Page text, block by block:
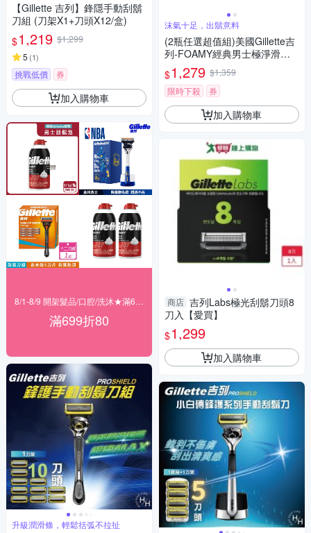
【Gillette 吉列】鋒隱手動刮鬍
刀組 (刀架X1+刀頭X12/盒)
$1,219 $1,299
5 (1)
挑戰低價 券
加入購物車
滿699折80
升級潤滑條，輕鬆括弧不拉扯
沫氣十足，出鬍意料
(2瓶任選超值組)美國Gillette吉
列-FOAMY經典男士極淨滑順
溫和滋潤刮鬍泡311g/瓶(軟化
鬍根刮除鬍鬚修容泡沫,舒緩保
養臉部剃鬚膏,男性潔顏舒適綿
密修鬍劑)
$1,279 $1,359
限時下殺
券
加入購物車
商店 吉列Labs極光刮鬍刀頭8
刀入【愛買】
$1,299
加入購物車